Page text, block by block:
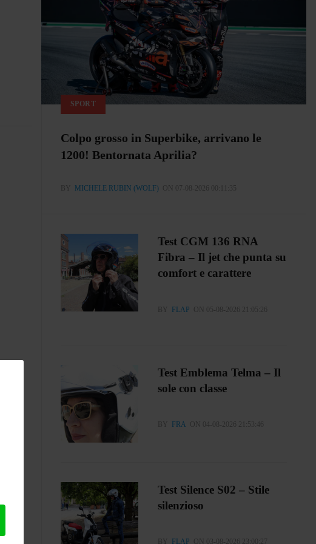
SPORT
Colpo grosso in Superbike, arrivano le
1200! Bentornata Aprilia?
BY MICHELE RUBIN (WOLF) ON 07-08-2026 00:11:35
Test CGM 136 RNA
Fibra – Il jet che punta su
comfort e carattere
BY FLAP ON 05-08-2026 21:05:26
Test Emblema Telma – Il
sole con classe
BY FRA ON 04-08-2026 21:53:46
Test Silence S02 – Stile
silenzioso
BY FLAP ON 03-08-2026 23:00:27